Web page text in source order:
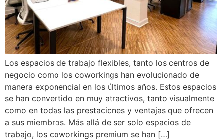
Los espacios de trabajo flexibles, tanto los centros de
negocio como los coworkings han evolucionado de
manera exponencial en los últimos años. Estos espacios
se han convertido en muy atractivos, tanto visualmente
como en todas las prestaciones y ventajas que ofrecen
a sus miembros. Más allá de ser solo espacios de
trabajo, los coworkings premium se han […]